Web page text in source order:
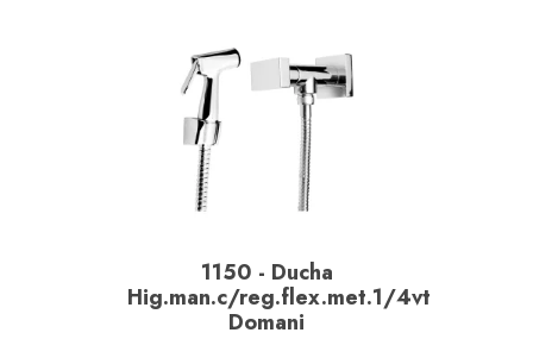
Ver detalhe
1150 - Ducha
Hig.man.c/reg.flex.met.1/4vt
Domani